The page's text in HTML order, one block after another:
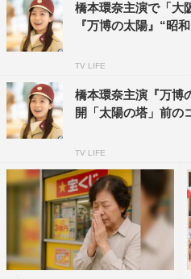
橋本環奈主演で「大
『万博の太陽』“昭
TV LIFE
橋本環奈主演『万博
開「太陽の塔」前の
TV LIFE